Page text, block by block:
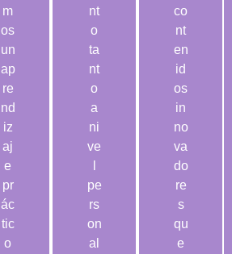
m
os
un
ap
re
nd
iz
aj
e
pr
ác
tic
o
nt
o
ta
nt
o
a
ni
ve
pe
rs
on
al
co
nt
en
id
os
in
no
va
do
re
s
qu
e